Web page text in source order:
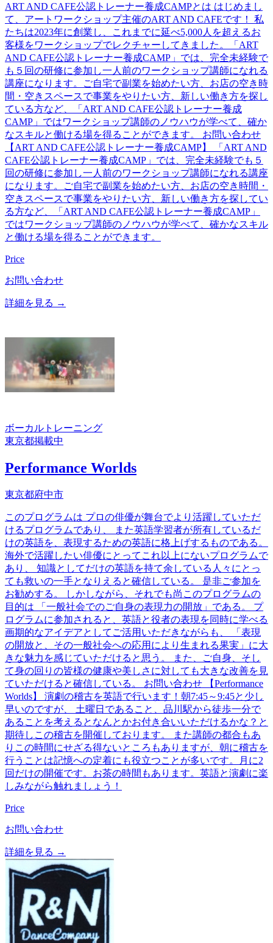
ART AND CAFE公認トレーナー養成CAMPとは はじめまし
て、アートワークショップ主催のART AND CAFEです！ 私
たちは2023年に創業し、これまでに延べ5,000人を超えるお
客様をワークショップでレクチャーしてきました。 ​「ART
AND CAFE公認トレーナー養成CAMP」では、完全未経験で
も５回の研修に参加し一人前のワークショップ講師になれる
講座になります。​ ​ご自宅で副業を始めたい方、お店の空き時
間・空きスペースで事業をやりたい方、新しい働き方を探し
ている方など、「ART AND CAFE公認トレーナー養成
CAMP」ではワークショップ講師のノウハウが学べて、確か
なスキルと働ける場を得ることができます。 お問い合わせ
【ART AND CAFE公認トレーナー養成CAMP】 「ART AND
CAFE公認トレーナー養成CAMP」では、完全未経験でも５
回の研修に参加し一人前のワークショップ講師になれる講座
になります。​ ​ご自宅で副業を始めたい方、お店の空き時間・
空きスペースで事業をやりたい方、新しい働き方を探してい
る方など、「ART AND CAFE公認トレーナー養成CAMP」
ではワークショップ講師のノウハウが学べて、確かなスキル
と働ける場を得ることができます。
Price
お問い合わせ
詳細を見る →
ボーカル トレーニング
東京都掲載中
Performance Worlds
東京都府中市
このプログラムは プロの俳優が舞台でより活躍していただ
けるプログラムであり、 また英語学習者が所有しているだ
けの英語を、表現するための英語に格上げするものである。
海外で活躍したい俳優にとってこれ以上にないプログラムで
あり、 知識としてだけの英語を持て余している人々にとっ
ても救いの一手となりえると確信している。 是非ご参加を
お勧めする。 しかしながら、それでも尚このプログラムの
目的は 「一般社会でのご自身の表現力の開放」である。 プ
ログラムに参加されると、英語と役者の表現を同時に学べる
画期的なアイデアとしてご活用いただきながらも、 「表現
の開放と、その一般社会への応用により生まれる果実」に大
きな魅力を感じていただけると思う。 また、ご自身、そし
て身の回りの皆様の健康や美しさに対しても大きな改善を見
ていただけると確信している。 お問い合わせ 【Performance
Worlds】 演劇の稽古を英語で行います！朝7:45～9:45と少し
早いのですが、 土曜日であること、品川駅から徒歩一分で
あることを考えるとなんとかお付き合いいただけるかな？と
期待しこの稽古を開催しております。 また講師の都合もあ
りこの時間にせざる得ないところもありますが、朝に稽古を
行うことは記憶への定着にも役立つことが多いです。月に2
回だけの開催です。お茶の時間もあります。英語と演劇に楽
しみながら触れましょう！
Price
お問い合わせ
詳細を見る →